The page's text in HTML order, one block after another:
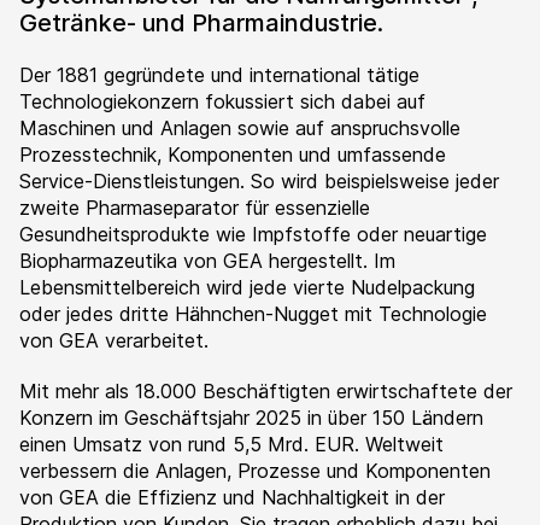
Getränke- und Pharmaindustrie.
Der 1881 gegründete und international tätige
Technologiekonzern fokussiert sich dabei auf
Maschinen und Anlagen sowie auf anspruchsvolle
Prozesstechnik, Komponenten und umfassende
Service-Dienstleistungen. So wird beispielsweise jeder
zweite Pharmaseparator für essenzielle
Gesundheitsprodukte wie Impfstoffe oder neuartige
Biopharmazeutika von GEA hergestellt. Im
Lebensmittelbereich wird jede vierte Nudelpackung
oder jedes dritte Hähnchen-Nugget mit Technologie
von GEA verarbeitet.
Mit mehr als 18.000 Beschäftigten erwirtschaftete der
Konzern im Geschäftsjahr 2025 in über 150 Ländern
einen Umsatz von rund 5,5 Mrd. EUR. Weltweit
verbessern die Anlagen, Prozesse und Komponenten
von GEA die Effizienz und Nachhaltigkeit in der